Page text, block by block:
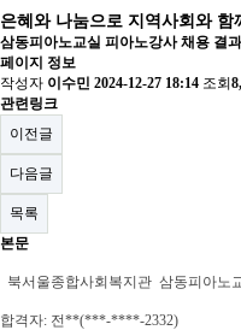
은혜와 나눔으로 지역사회와
삼동피아노교실 피아노강사 채용 결
페이지 정보
작성자 이수민 2024-12-27 18:14 조회
관련링크
이전글
다음글
목록
본문
북서울종합사회복지관 삼동피아노
합격자: 전**(***-****-2332)